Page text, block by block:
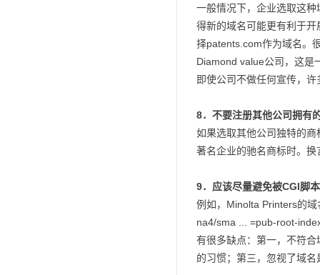
一般情况下，企业选取这
得新的域名可能更有利于
择patents.com作为域名。
Diamond value公司，这是
即使公司不做任何宣传，
8．不要注册其他公司拥有
如果选取其他公司独特的
著名企业的驰名商标时。
9．应该尽量避免被CGI脚
例如，Minolta Printers的
na4/sma ... =pub-root-
有很多缺点：第一，不符
的习惯；第三，忽视了域